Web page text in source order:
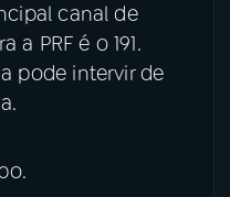
canal de
a PRF é o 191.
pode intervir de